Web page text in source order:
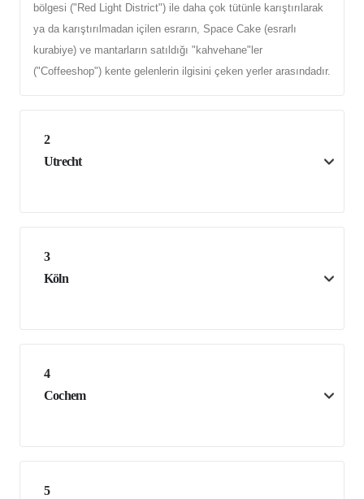
bölgesi ("Red Light District") ile daha çok tütünle karıştırılarak
ya da karıştırılmadan içilen esrarın, Space Cake (esrarlı
kurabiye) ve mantarların satıldığı "kahvehane"ler
("Coffeeshop") kente gelenlerin ilgisini çeken yerler arasındadır.
2
Utrecht
3
Köln
4
Cochem
5